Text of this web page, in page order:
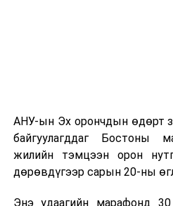
ӨМНӨХ МЭДЭЭ
Чингис хааны хөшөөнд
АНУ-ын Эх орончдын өдөрт
байгуулагддаг Бостоны
жилийн тэмцээн орон
дөрөвдүгээр сарын 20-ны
Энэ удаагийн марафонд